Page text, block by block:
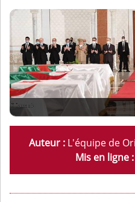
Auteur : L'équipe de
Mis en ligne :